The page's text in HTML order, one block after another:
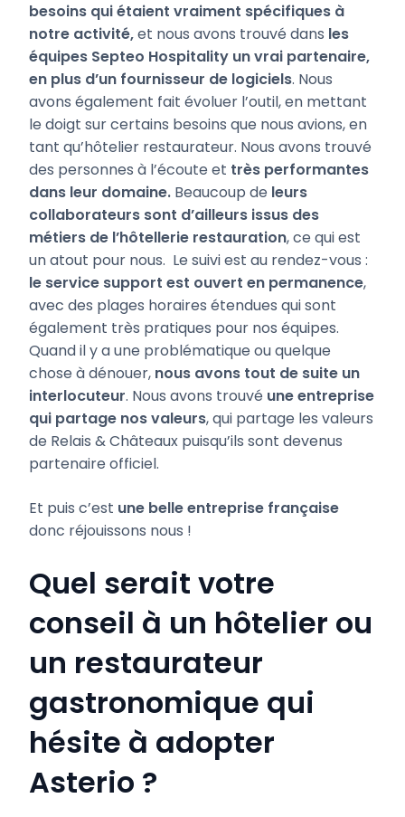
besoins qui étaient vraiment spécifiques à
notre activité,et nous avons trouvé dans les
équipes Septeo Hospitality un vrai partenaire,
en plus d’un fournisseur de logiciels. Nous
avons également fait évoluer l’outil, en mettant
le doigt sur certains besoins que nous avions, en
tant qu’hôtelier restaurateur. Nous avons trouvé
des personnes à l’écoute et très performantes
dans leur domaine. Beaucoup de leurs
collaborateurs sont d’ailleurs issus des
métiers de l’hôtellerie restauration, ce qui est
un atout pour nous. Le suivi est au rendez-vous :
le service support est ouvert en permanence,
avec des plages horaires étendues qui sont
également très pratiques pour nos équipes.
Quand il y a une problématique ou quelque
chose à dénouer, nous avons tout de suite un
interlocuteur. Nous avons trouvé une entreprise
qui partage nos valeurs, qui partage les valeurs
de Relais & Châteaux puisqu’ils sont devenus
partenaire officiel.
Et puis c’est une belle entreprise française
donc réjouissons nous !
Quel serait votre
conseil à un hôtelier ou
un restaurateur
gastronomique qui
hésite à adopter
Asterio ?